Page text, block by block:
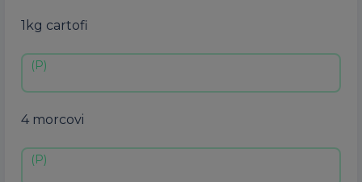
1kg cartofi
4 morcovi